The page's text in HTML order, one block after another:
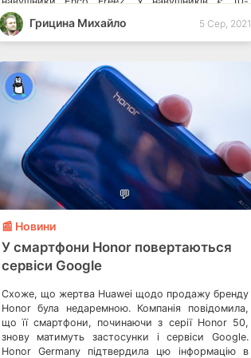
міліметрові динаміки з полімерними
композитними діафрагмами, по два […]
Грицина Михайло 5 Сер, 2021
💬
📰 Новини
У смартфони Honor повертаються
сервіси Google
Схоже, що жертва Huawei щодо продажу бренду
Honor була недаремною. Компанія повідомила,
що її смартфони, починаючи з серії Honor 50,
знову матимуть застосунки і сервіси Google.
Honor Germany підтвердила цю інформацію в